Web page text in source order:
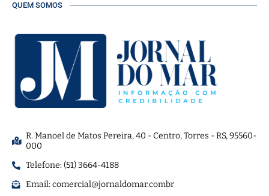
QUEM SOMOS
R. Manoel de Matos Pereira, 40 - Centro, Torres - RS, 95560-
000
Telefone: (51) 3664-4188
Email:comercial@jornaldomar.combr